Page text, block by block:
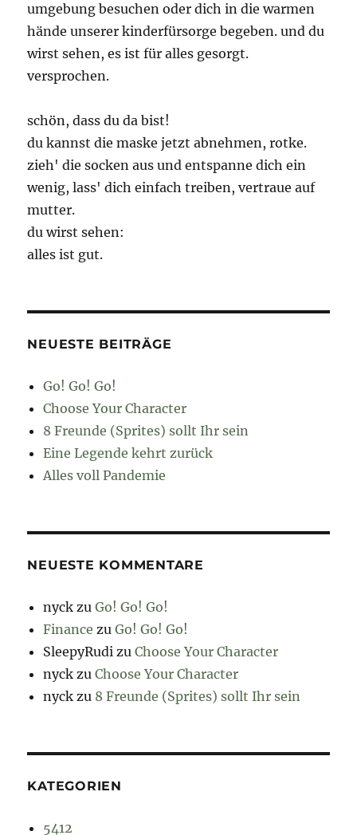
umgebung besuchen oder dich in die warmen
hände unserer kinderfürsorge begeben. und du
wirst sehen, es ist für alles gesorgt.
versprochen.
schön, dass du da bist!
du kannst die maske jetzt abnehmen, rotke.
zieh' die socken aus und entspanne dich ein
wenig, lass' dich einfach treiben, vertraue auf
mutter.
du wirst sehen:
alles ist gut.
NEUESTE BEITRÄGE
Go! Go! Go!
Choose Your Character
8 Freunde (Sprites) sollt Ihr sein
Eine Legende kehrt zurück
Alles voll Pandemie
NEUESTE KOMMENTARE
nyck zuGo! Go! Go!
Finance zuGo! Go! Go!
SleepyRudi zuChoose Your Character
nyck zuChoose Your Character
nyck zu 8 Freunde (Sprites) sollt Ihr sein
KATEGORIEN
5412